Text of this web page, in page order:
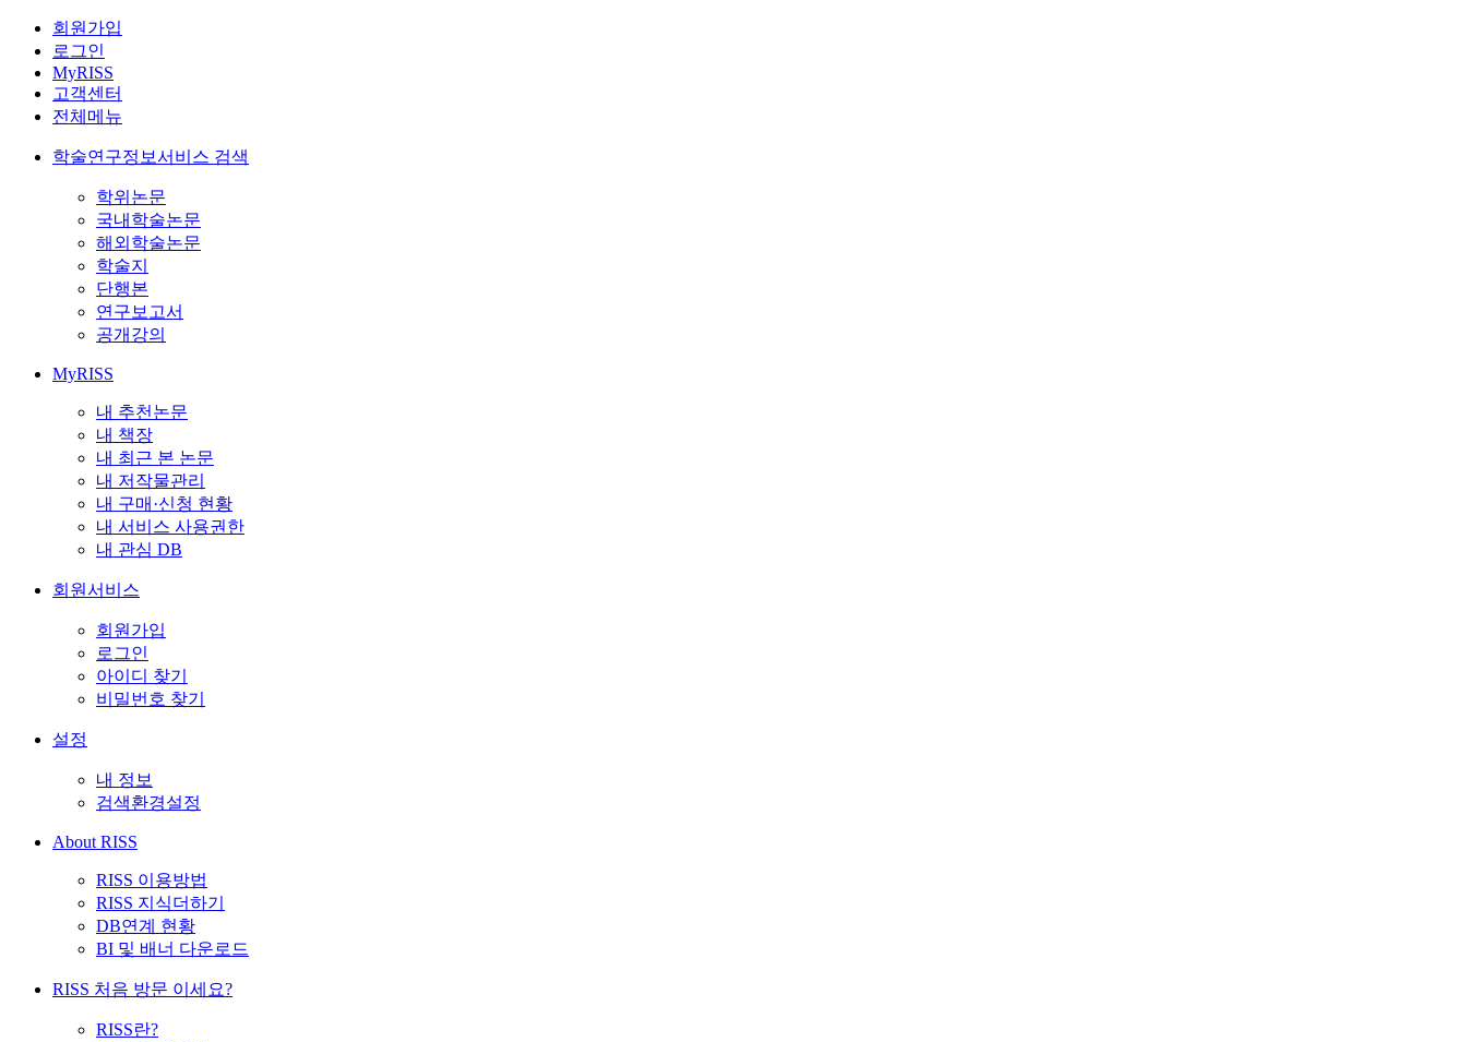
회원가입
로그인
MyRISS
고객센터
전체메뉴
학술연구정보서비스 검색
학위논문
국내학술논문
해외학술논문
학술지
단행본
연구보고서
공개강의
MyRISS
내 추천논문
내 책장
내 최근 본 논문
내 저작물관리
내 구매·신청 현황
내 서비스 사용권한
내 관심 DB
회원서비스
회원가입
로그인
아이디 찾기
비밀번호 찾기
설정
내 정보
검색환경설정
About RISS
RISS 이용방법
RISS 지식더하기
DB연계 현황
BI 및 배너 다운로드
RISS 처음 방문 이세요?
RISS란?